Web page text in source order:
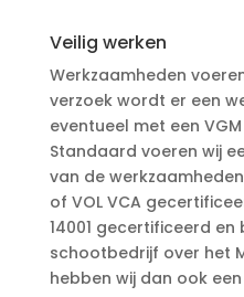
Veilig werken
Werkzaamheden
verzoek wordt er een
eventueel met een
Standaard voeren wij
van de
of VOL VCA
14001 gecertificeerd en
schootbedrijf over het
hebben wij dan ook